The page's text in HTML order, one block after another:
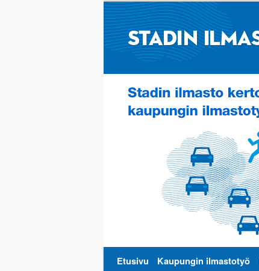
Päävalikko
Siirry
Siirry
Etusivu Kaupungin ilmastotyö